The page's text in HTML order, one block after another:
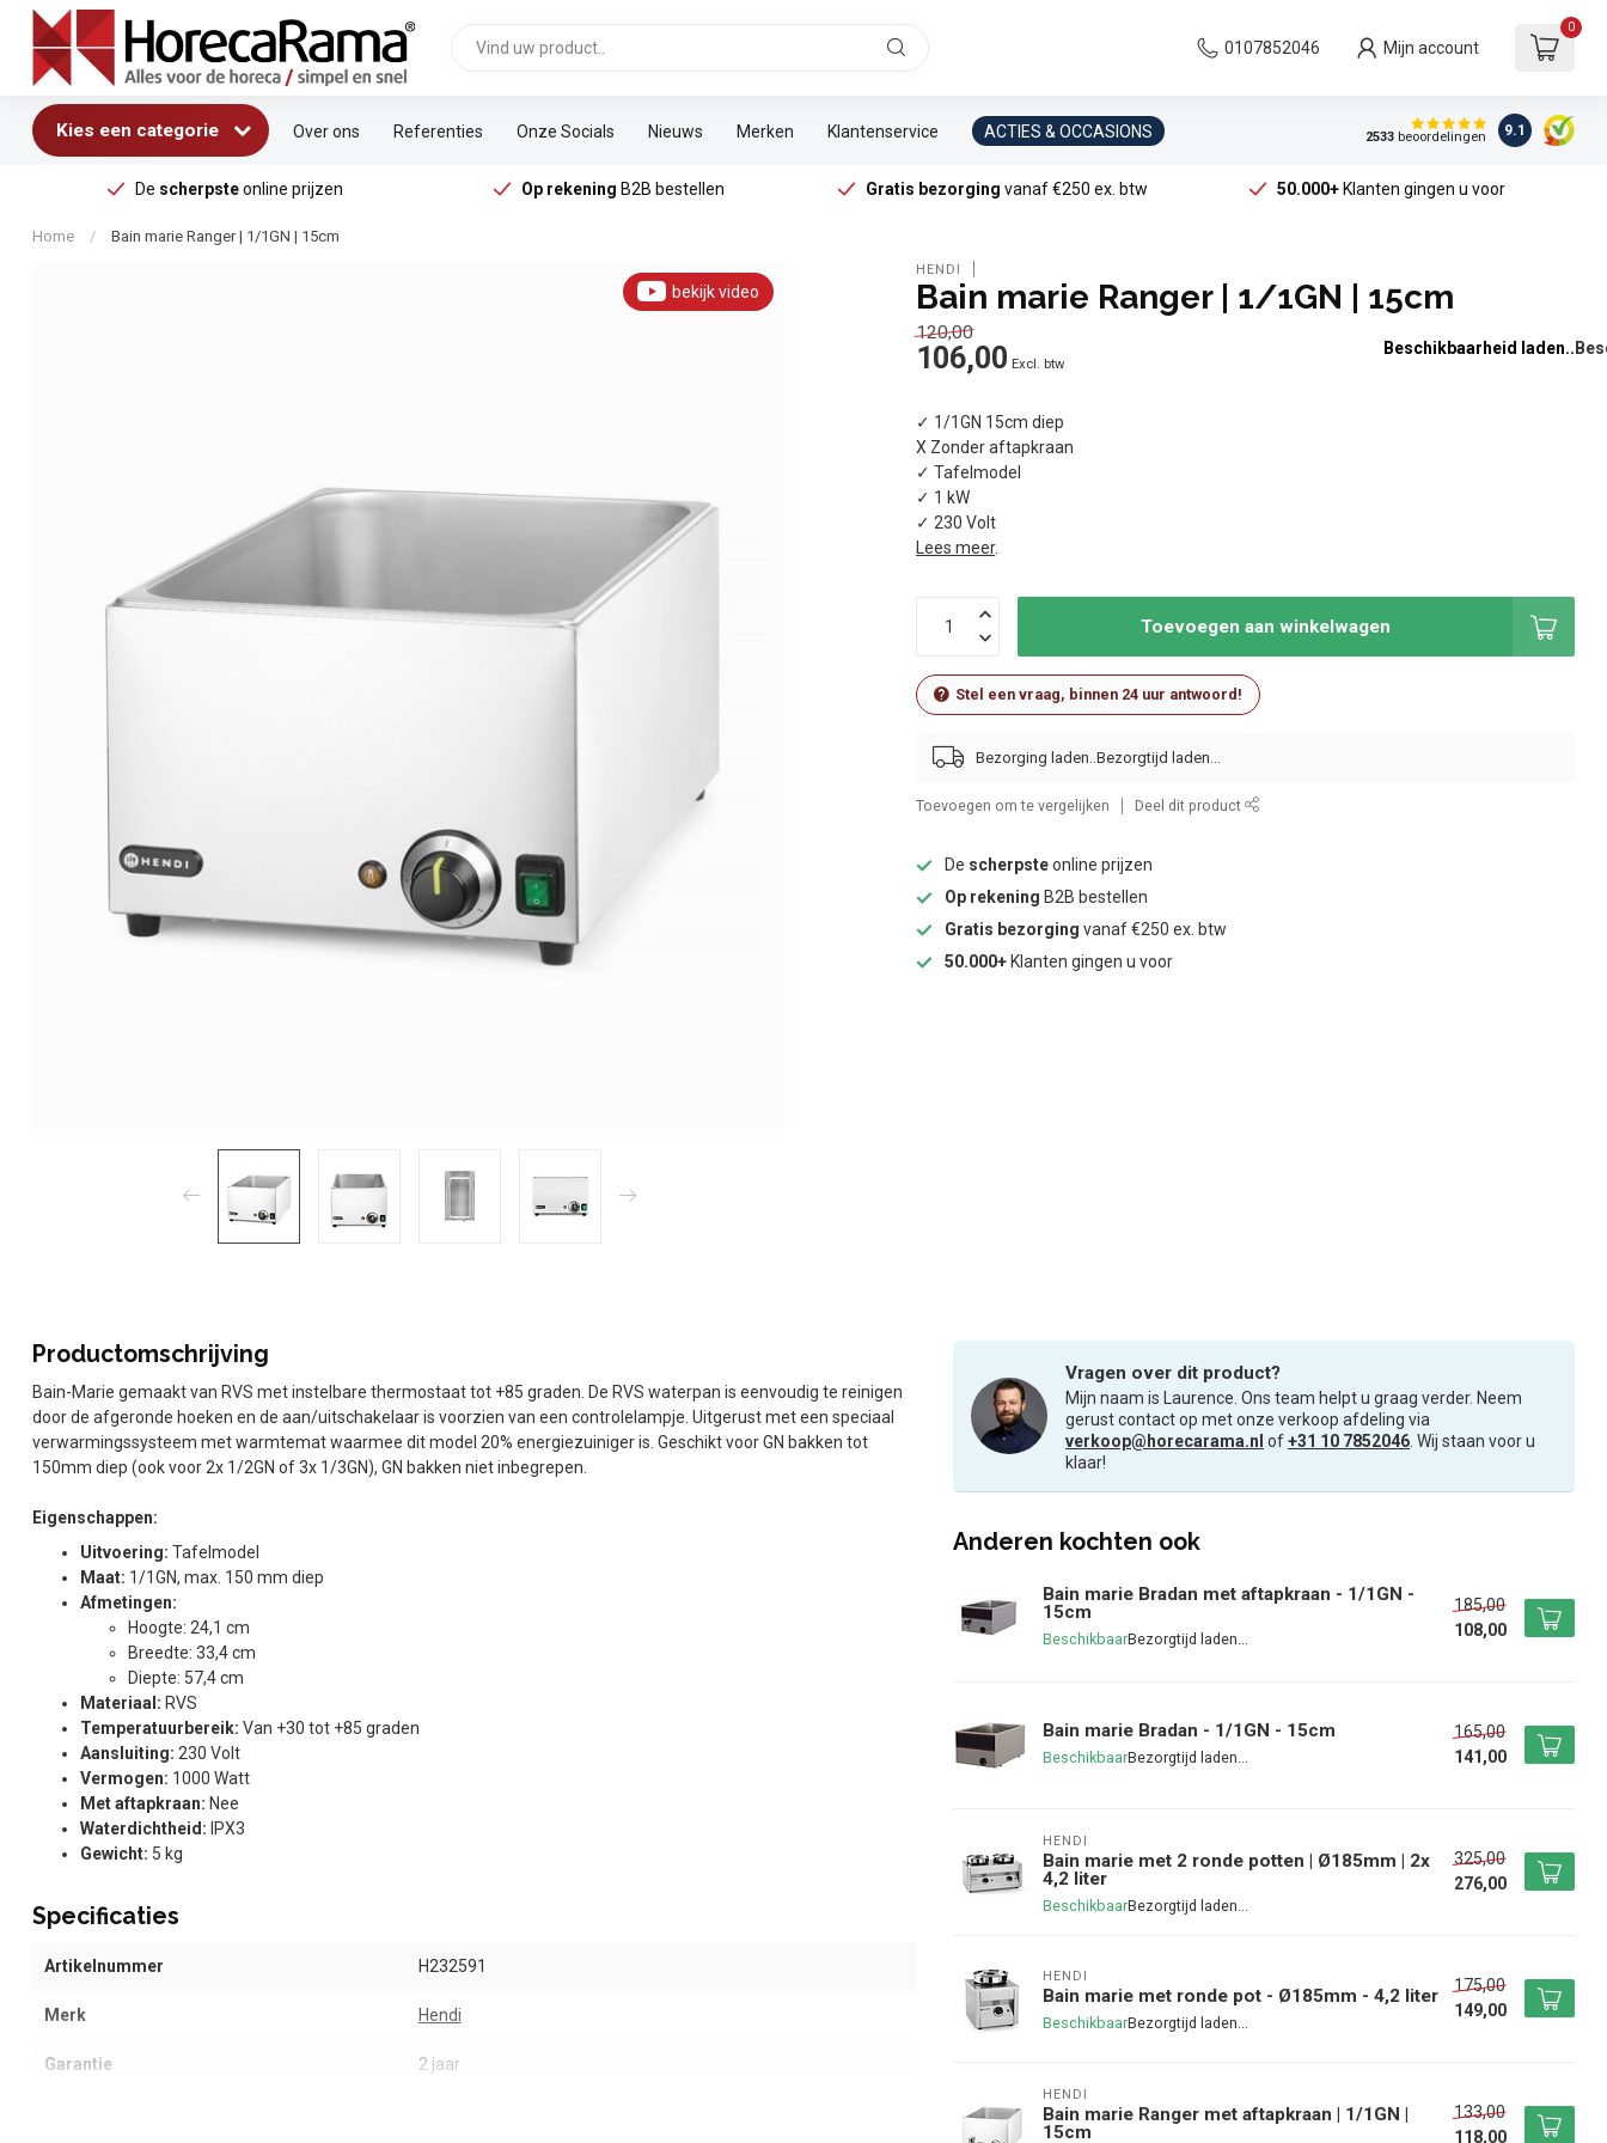
0107852046 Mijn account
0
Kies een categorie Over ons Referenties Onze Socials Nieuws Merken Klantenservice ACTIES & OCCASIONS 2533beoordelingen 9.1
De scherpsteonline prijzen Op rekening B2B bestellen Gratis bezorging vanaf €250 ex. btw 50.000+Klanten gingen u voor
Home / Bain marie Ranger | 1/1GN | 15cm
bekijk video
HENDI
Bain marie Ranger | 1/1GN | 15cm
120,00
106,00 Excl. btw
Beschikbaarheid laden..
✓ 1/1GN 15cm diep
X Zonder aftapkraan
✓ Tafelmodel
✓ 1 kW
✓ 230 Volt
Lees meer.
Toevoegen aan winkelwagen
Stel een vraag, binnen 24 uur antwoord!
Bezorging laden..
Toevoegen om te vergelijken Deel dit product
De scherpsteonline prijzen
Op rekening B2B bestellen
Gratis bezorging vanaf €250 ex. btw
50.000+ Klanten gingen u voor
Productomschrijving
Bain-Marie gemaakt van RVS met instelbare thermostaat tot +85 graden. De RVS waterpan is eenvoudig te reinigen
door de afgeronde hoeken en de aan/uitschakelaar is voorzien van een controlelampje. Uitgerust met een speciaal
verwarmingssysteem met warmtemat waarmee dit model 20% energiezuiniger is. Geschikt voor GN bakken tot
150mm diep (ook voor 2x 1/2GN of 3x 1/3GN), GN bakken niet inbegrepen.
Eigenschappen:
Uitvoering: Tafelmodel
Maat: 1/1GN, max. 150 mm diep
Afmetingen:
Hoogte: 24,1 cm
Breedte: 33,4 cm
Diepte: 57,4 cm
Materiaal: RVS
Temperatuurbereik: Van +30 tot +85 graden
Aansluiting: 230 Volt
Vermogen: 1000 Watt
Met aftapkraan: Nee
Waterdichtheid: IPX3
Gewicht: 5 kg
Specificaties
Artikelnummer H232591
Merk Hendi
Garantie 2 jaar
Vragen over dit product?
Mijn naam is Laurence. Ons team helpt u graag verder. Neem
gerust contact op met onze verkoop afdeling via
verkoop@horecarama.nl of+31 10 7852046 . Wij staan voor u
klaar!
Anderen kochten ook
Bain marie Bradan met aftapkraan - 1/1GN -
15cm
Beschikbaar
185,00
108,00
Bain marie Bradan - 1/1GN - 15cm
Beschikbaar
165,00
141,00
HENDI
Bain marie met 2 ronde potten | Ø185mm | 2x
4,2 liter
Beschikbaar
325,00
276,00
HENDI
Bain marie met ronde pot - Ø185mm - 4,2 liter
Beschikbaar
175,00
149,00
HENDI
Bain marie Ranger met aftapkraan | 1/1GN |
15cm
133,00
118,00